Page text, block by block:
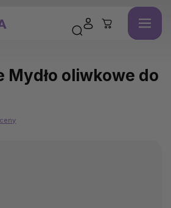
Mydło oliwkowe do